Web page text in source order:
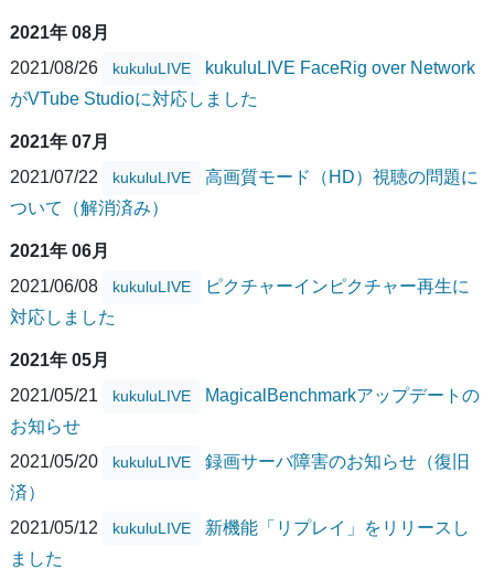
2021年 08月
2021/08/26
kukuluLIVE
kukuluLIVE FaceRig over Network
がVTube Studioに対応しました
2021年 07月
2021/07/22
kukuluLIVE
高画質モード（HD）視聴の問題に
ついて（解消済み）
2021年 06月
2021/06/08
kukuluLIVE
ピクチャーインピクチャー再生に
対応しました
2021年 05月
2021/05/21
kukuluLIVE
MagicalBenchmarkアップデートの
お知らせ
2021/05/20
kukuluLIVE
録画サーバ障害のお知らせ（復旧
済）
2021/05/12
kukuluLIVE
新機能「リプレイ」をリリースし
ました